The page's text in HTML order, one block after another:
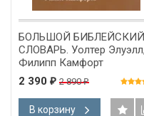
БОЛЬШОЙ БИБЛЕЙСКИЙ
СЛОВАРЬ. Уолтер Элуэлл,
Филипп Камфорт
2 390 ₽ 2 890₽
В корзину